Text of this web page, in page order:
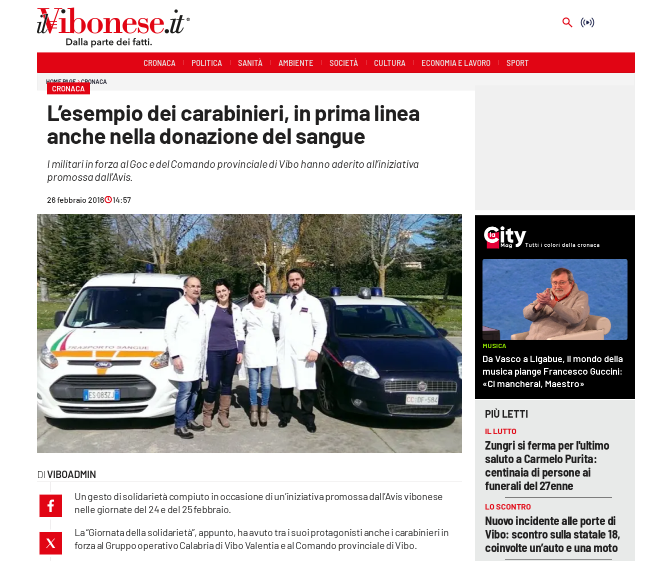
Streaming
Lac Network
lacitymag.it
cosenzachannel.it
ilvibonese.it
CRONACA POLITICA SANITÀ AMBIENTE SOCIETÀ CULTURA ECONOMIA E LAVORO SPORT
HOME PAGE CRONACA
CRONACA
L’esempio dei carabinieri, in prima linea
anche nella donazione del sangue
I militari in forza al Goc e del Comando provinciale di Vibo hanno aderito all’iniziativa
promossa dall’Avis.
26 febbraio 2016 14:57
VIBOADMIN
Un gesto di solidarietà compiuto in occasione di un’iniziativa promossa dall’Avis vibonese
nelle giornate del 24 e del 25 febbraio.
La “Giornata della solidarietà”, appunto, ha avuto tra i suoi protagonisti anche i carabinieri in
forza al Gruppo operativo Calabria di Vibo Valentia e al Comando provinciale di Vibo.
PIÙ LETTI
IL LUTTO
Zungri si ferma per l'ultimo
saluto a Carmelo Purita:
centinaia di persone ai
funerali del 27enne
LO SCONTRO
Nuovo incidente alle porte di
Vibo: scontro sulla statale 18,
coinvolte un’auto e una moto